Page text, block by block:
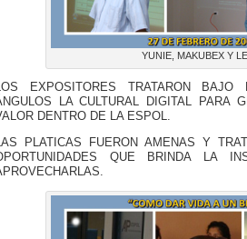
YUNIE, MAKUBEX Y
EXPOSITORES TRATARON BAJO
LA CULTURAL DIGITAL PARA
DENTRO DE LA ESPOL.
PLATICAS FUERON AMENAS Y
QUE BRINDA LA